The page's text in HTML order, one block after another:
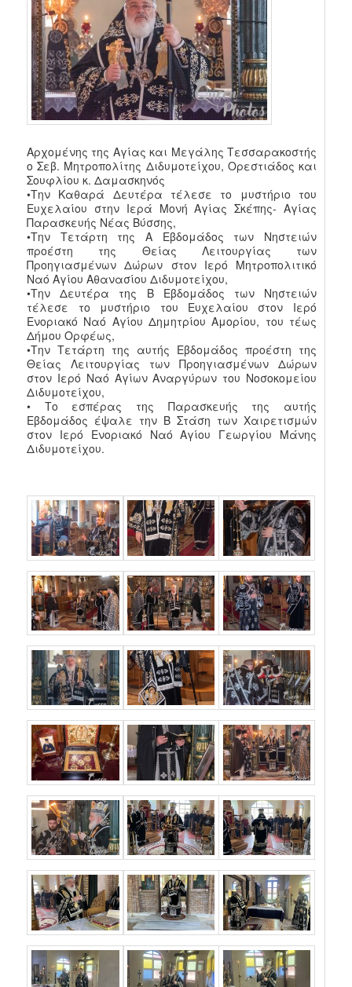
Αρχομένης της Αγίας και Μεγάλης Τεσσαρακοστής
ο Σεβ. Μητροπολίτης Διδυμοτείχου, Ορεστιάδος και
Σουφλίου κ. Δαμασκηνός
•Την Καθαρά Δευτέρα τέλεσε το μυστήριο του
Ευχελαίου στην Ιερά Μονή Αγίας Σκέπης- Αγίας
Παρασκευής Νέας Βύσσης,
•Την Τετάρτη της Α Εβδομάδος των Νηστειών
προέστη της Θείας Λειτουργίας των
Προηγιασμένων Δώρων στον Ιερό Μητροπολιτικό
Ναό Αγίου Αθανασίου Διδυμοτείχου,
•Την Δευτέρα της Β Εβδομάδος των Νηστειών
τέλεσε το μυστήριο του Ευχελαίου στον Ιερό
Ενοριακό Ναό Αγίου Δημητρίου Αμορίου, του τέως
Δήμου Ορφέως,
•Την Τετάρτη της αυτής Εβδομάδος προέστη της
Θείας Λειτουργίας των Προηγιασμένων Δώρων
στον Ιερό Ναό Αγίων Αναργύρων του Νοσοκομείου
Διδυμοτείχου,
• Το εσπέρας της Παρασκευής της αυτής
Εβδομάδος έψαλε την Β Στάση των Χαιρετισμών
στον Ιερό Ενοριακό Ναό Αγίου Γεωργίου Μάνης
Διδυμοτείχου.